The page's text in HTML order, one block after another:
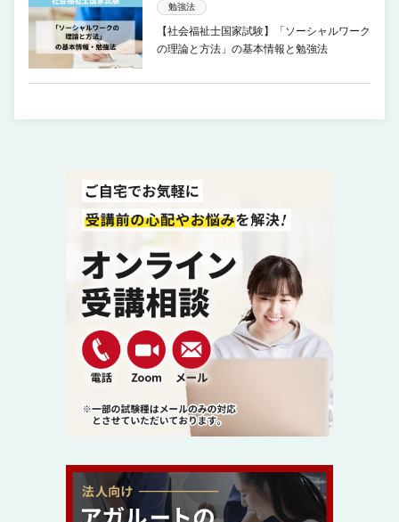
勉強法
【社会福祉士国家試験】「ソーシャルワーク
の理論と方法」の基本情報と勉強法